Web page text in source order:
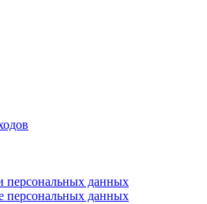
персональных данных
персональных данных